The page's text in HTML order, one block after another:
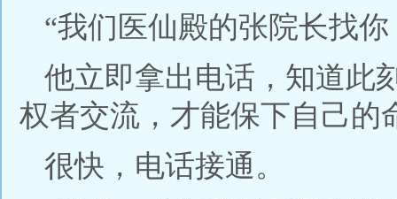
“我们医仙殿的张院长找你
他立即拿出电话，知道此
权者交流，才能保下自己的
很快，电话接通。